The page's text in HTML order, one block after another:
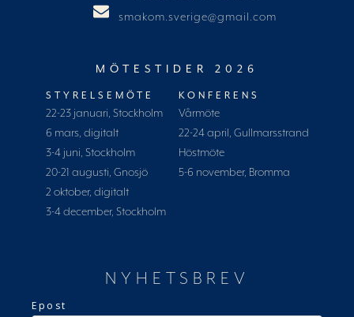
smakom.sverige@gmail.com
MÖTESTIDER 2026
STYRELSEMÖTE
22-23 januari, Stockholm
6 mars, digitalt
3-4 juni, Stockholm
20-21 augusti, Gnosjö
2 oktober, digitalt
3-4 december, Stockholm
KONFERENS
Vårmöte
22-24 april, Gullmarsstrand
Höstmöte
5-6 november, Bromma
NYHETSBREV
Epost